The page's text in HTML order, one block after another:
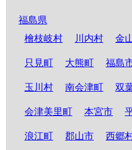
福島県
檜枝岐村
川内村 金
只見町 大熊町 福島
玉川村 南会津町 双
会津美里町 本宮市
浪江町 郡山市 西郷